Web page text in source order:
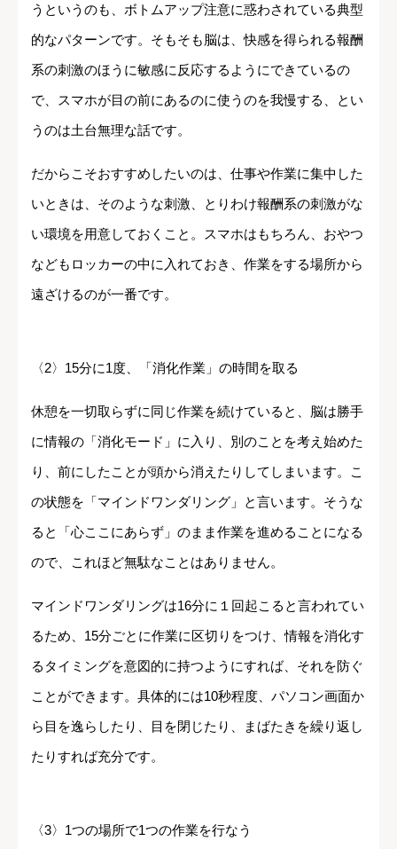
うというのも、ボトムアップ注意に惑わされている典型
的なパターンです。そもそも脳は、快感を得られる報酬
系の刺激のほうに敏感に反応するようにできているの
で、スマホが目の前にあるのに使うのを我慢する、とい
うのは土台無理な話です。
だからこそおすすめしたいのは、仕事や作業に集中した
いときは、そのような刺激、とりわけ報酬系の刺激がな
い環境を用意しておくこと。スマホはもちろん、おやつ
などもロッカーの中に入れておき、作業をする場所から
遠ざけるのが一番です。
〈2〉15分に1度、「消化作業」の時間を取る
休憩を一切取らずに同じ作業を続けていると、脳は勝手
に情報の「消化モード」に入り、別のことを考え始めた
り、前にしたことが頭から消えたりしてしまいます。こ
の状態を「マインドワンダリング」と言います。そうな
ると「心ここにあらず」のまま作業を進めることになる
ので、これほど無駄なことはありません。
マインドワンダリングは16分に１回起こると言われてい
るため、15分ごとに作業に区切りをつけ、情報を消化す
るタイミングを意図的に持つようにすれば、それを防ぐ
ことができます。具体的には10秒程度、パソコン画面か
ら目を逸らしたり、目を閉じたり、まばたきを繰り返し
たりすれば充分です。
〈3〉1つの場所で1つの作業を行なう